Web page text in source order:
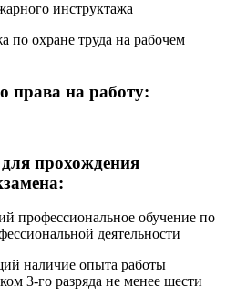
инструктажа
по охране труда на рабочем
права на работу:
прохождения
профессиональное обучение по
деятельности
наличие опыта работы
3-го разряда не менее шести